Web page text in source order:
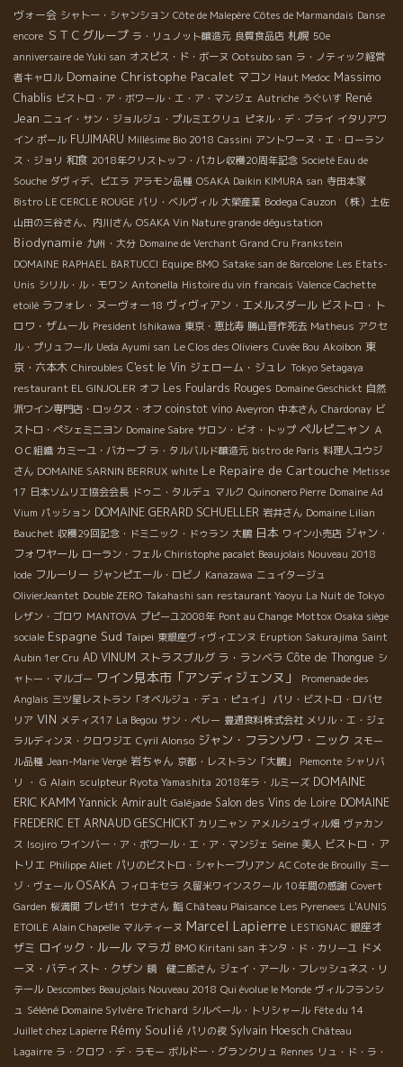
ヴォー会 シャトー・シャンション Côte de Malepère Côtes de Marmandais Danse
encore ＳＴＣグループ ラ・リュノット醸造元 良質食品店 札幌 50e
anniversaire de Yuki san オスピス・ド・ボーヌ Ootsubo san ラ・ノティック経営
者キャロル Domaine Christophe Pacalet マコン Haut Medoc Massimo
Chablis ビストロ・ア・ボワール・エ・ア・マンジェ Autriche うぐいす René
Jean ニュイ・サン・ジョルジュ・プルミエクリュ ピネル・デ・ブライ イタリアワ
イン ポール FUJIMARU Millésime Bio 2018 Cassini アントワーヌ・エ・ローラン
ス・ジョリ 和食 2018年クリストッフ・パカレ収穫20周年記念 Societé Eau de
Souche ダヴィデ、ピエラ アラモン品種 OSAKA Daikin KIMURA san 寺田本家
Bistro LE CERCLE ROUGE パリ・ベルヴィル 大榮産業 Bodega Cauzon
（株）土佐
山田の三谷さん、内川さん OSAKA Vin Nature grande dégustation
Biodynamie 九州・大分 Domaine de Verchant Grand Cru Frankstein
DOMAINE RAPHAEL BARTUCCI Equipe BMO Satake san de Barcelone Les Etats-
Unis シリル・ル・モワン Antonella Histoire du vin francais Valence Cachette
etoilé ラフォレ・ヌーヴォー18 ヴィヴィアン・エメルスダール ビストロ・ト
ロワ・ザムール President Ishikawa 東京・恵比寿 勝山晋作死去 Matheus アクセ
ル・プリュフール Ueda Ayumi san Le Clos des Oliviers Cuvée Bou Akoibon 東
京・六本木 Chiroubles C'est le Vin ジェローム・ジュレ Tokyo Setagaya
restaurant EL GINJOLER オフ Les Foulards Rouges Domaine Geschickt 自然
派ワイン専門店・ロックス・オフ coinstot vino Aveyron 中本さん Chardonay ビ
ストロ・ペシェミニヨン Domaine Sabre サロン・ビオ・トップ ペルピニャン Ａ
ＯＣ組織 カミーユ・バカーブ ラ・タルバルド醸造元 bistro de Paris 料理人ユウジ
さん DOMAINE SARNIN BERRUX white Le Repaire de Cartouche Metisse
17 日本ソムリエ協会会長 ドゥニ・タルデュ マルク Quinonero Pierre Domaine Ad
Vium パッション DOMAINE GERARD SCHUELLER 岩井さん Domaine Lilian
Bauchet 収穫29回記念・ドミニック・ドゥラン 大鵬 日本 ワイン小売店 ジャン・
フォワヤール ローラン・フェル Chiristophe pacalet Beaujolais Nouveau 2018
Iode フルーリー ジャンピエール・ロビノ Kanazawa ニュイタージュ
OlivierJeantet Double ZERO Takahashi san restaurant Yaoyu La Nuit de Tokyo
レザン・ゴロワ MANTOVA プピーユ2008年 Pont au Change Mottox Osaka siège
sociale Espagne Sud Taipei 東銀座ヴィヴィエンヌ Eruption Sakurajima Saint
Aubin 1er Cru AD VINUM ストラスブルグ ラ・ランベラ Côte de Thongue シ
ャトー・マルゴー ワイン見本市「アンディジェンヌ」
Promenade des
Anglais 三ツ星レストラン「オベルジュ・デュ・ピュイ」
パリ・ビストロ・ロバセ
リア VIN メティス17 La Begou サン・ペレー 豊通食料株式会社 メリル・エ・ジェ
ラルディンヌ・クロワジエ Cyril Alonso ジャン・フランソワ・ニック スモー
ル品種 Jean-Marie Vergé 岩ちゃん 京都・レストラン「大鵬」 Piemonte シャリバ
リ
・ G Alain sculpteur Ryota Yamashita 2018年ラ・ルミーズ DOMAINE
ERIC KAMM Yannick Amirault Galéjade Salon des Vins de Loire DOMAINE
FREDERIC ET ARNAUD GESCHICKT カリニャン アメルシュヴィル畑 ヴァカン
ス Isojiro ワインバー・ア・ボワール・エ・ア・マンジェ Seine 美人 ビストロ・ア
トリエ Philippe Aliet パリのビストロ・シャトーブリアン AC Cote de Brouilly ミー
ゾ・ヴェール OSAKA フィロキセラ 久留米ワインスクール 10年間の感謝 Covert
Garden 桜満開 ブレゼ11 セナさん 鮨 Château Plaisance Les Pyrenees L'AUNIS
ETOILE Alain Chapelle マルティーヌ Marcel Lapierre LESTIGNAC 銀座オ
ザミ ロイック・ルール マラガ BMO Kiritani san キンタ・ド・カリーユ ドメ
ーヌ・バティスト・クザン 鏡 健二郎さん ジェイ・アール・フレッシュネス・リ
テール Descombes Beaujolais Nouveau 2018 Qui évolue le Monde ヴィルフランシ
ュ Séléné Domaine Sylvère Trichard シルベール・トリシャール Fête du 14
Juillet chez Lapierre Rémy Soulié パリの夜 Sylvain Hoesch Château
Lagairre ラ・クロワ・デ・ラモー ボルドー・グランクリュ Rennes リュ・ド・ラ・